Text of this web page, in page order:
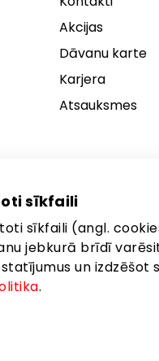
sīkfaili
sīkfaili (angl.
jebkurā brīdī
un izdzēšot
.
Akcijas
Dāvanu karte
Karjera
Atsauksmes